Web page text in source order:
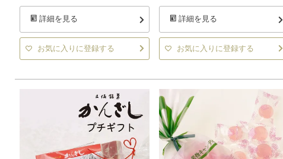
詳細を見る
お気に入りに登録する
詳細を見る
お気に入りに登録する